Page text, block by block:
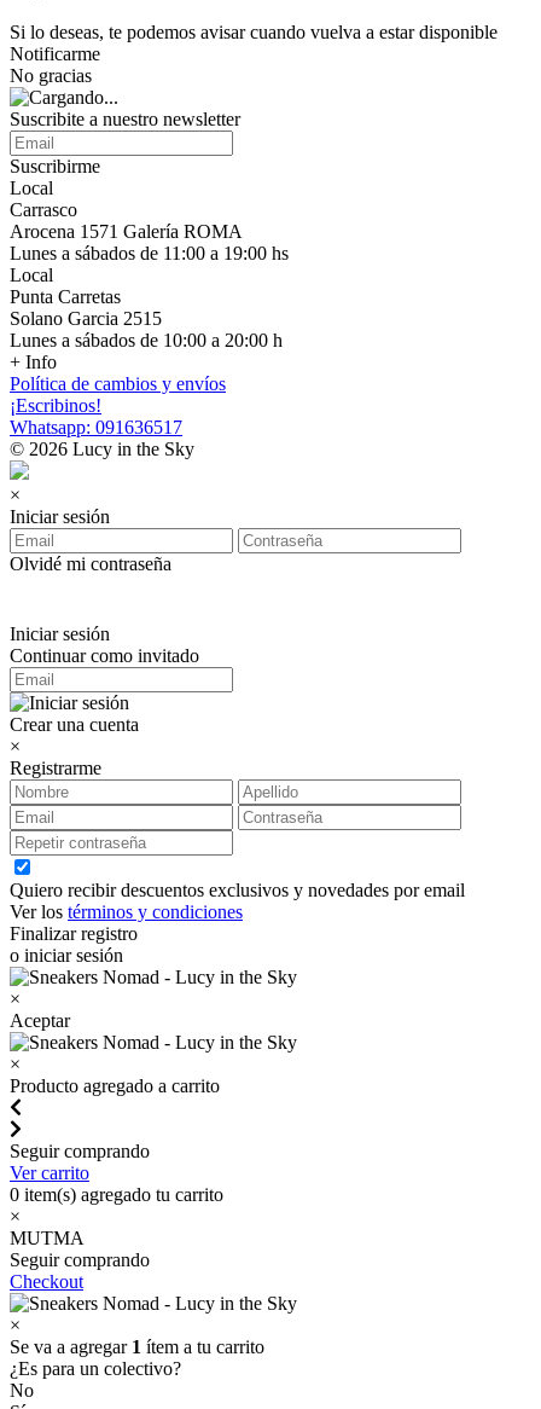
Si lo deseas, te podemos avisar cuando vuelva a estar disponible
Notificarme
No gracias
Suscribite a nuestro newsletter
Suscribirme
Local
Carrasco
Arocena 1571 Galería ROMA
Lunes a sábados de 11:00 a 19:00 hs
Local
Punta Carretas
Solano Garcia 2515
Lunes a sábados de 10:00 a 20:00 h
+ Info
Política de cambios y envíos
¡Escribinos!
Whatsapp: 091636517
© 2026 Lucy in the Sky
×
Iniciar sesión
Olvidé mi contraseña
Iniciar sesión
Continuar como invitado
Crear una cuenta
×
Registrarme
Quiero recibir descuentos exclusivos y novedades por email
Ver los términos y condiciones
Finalizar registro
o iniciar sesión
×
Aceptar
×
Producto agregado a carrito
Seguir comprando
Ver carrito
0 item(s) agregado tu carrito
×
MUTMA
Seguir comprando
Checkout
×
Se va a agregar 1 ítem a tu carrito
¿Es para un colectivo?
No